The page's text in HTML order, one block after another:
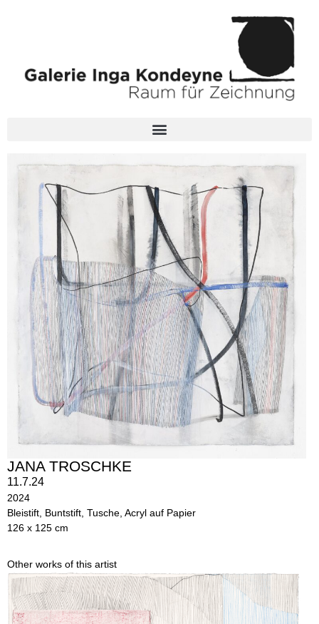
JANA TROSCHKE
11.7.24
2024
Bleistift, Buntstift, Tusche, Acryl auf Papier
126 x 125 cm
Other works of this artist